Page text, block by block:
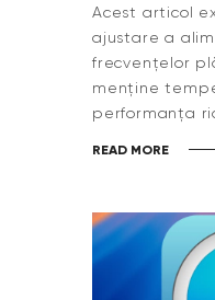
Acest articol
ajustare a
frecvențelor
menține
performanța
READ MORE